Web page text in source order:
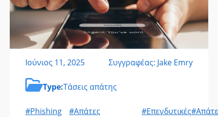
Ιούνιος 11, 2025 Συγγραφέας: Jake Emry
Type:Τάσεις απάτης
#Phishing
#Απάτες
#Επενδυτικές